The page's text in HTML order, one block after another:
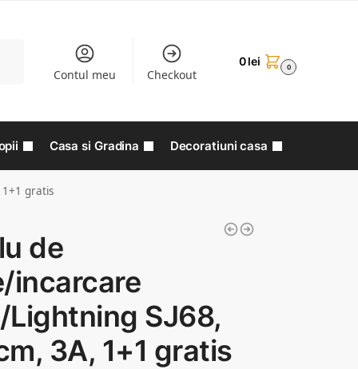
Contul meu Checkout
0lei 0
Casa si Gradina Decoratiuni casa
1+1 gratis
de
incarcare
Lightning SJ68,
3A, 1+1 gratis